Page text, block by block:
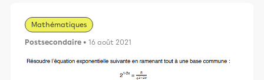
Mathématiques
Postsecondaire • 16 août 2021